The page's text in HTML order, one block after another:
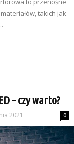
takich jak
– czy warto?
2021 0